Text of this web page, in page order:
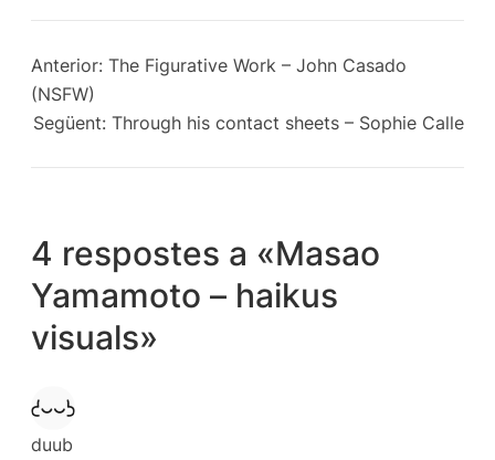
Anterior: The Figurative Work – John Casado
(NSFW)
Següent: Through his contact sheets – Sophie Calle
4 respostes a «Masao
Yamamoto – haikus
visuals»
duub